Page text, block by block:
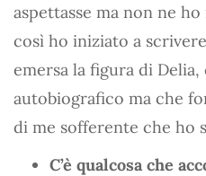
aspettasse ma non ne
così ho iniziato a
emersa la figura di
autobiografico ma che
di me sofferente che ho
C’è qualcosa che